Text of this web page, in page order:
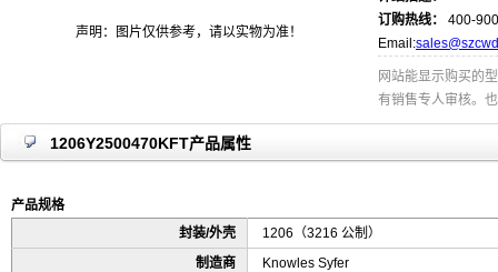
声明：图片仅供参考，请以实物为准！
订购热线：
400-
Email:
网站能显示购买的
有销售专人审核。
1206Y2500470KFT产品属性
产品规格
封装/外壳
1206（3216 公制）
制造商
Knowles Syfer